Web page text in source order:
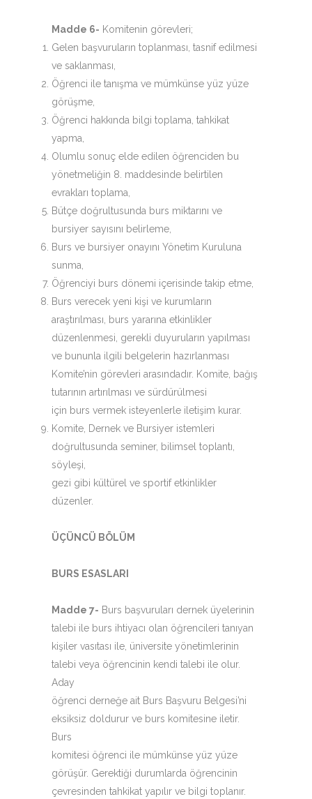
Madde 6- Komitenin görevleri;
Gelen başvuruların toplanması, tasnif edilmesi
ve saklanması,
Öğrenci ile tanışma ve mümkünse yüz yüze
görüşme,
Öğrenci hakkında bilgi toplama, tahkikat
yapma,
Olumlu sonuç elde edilen öğrenciden bu
yönetmeliğin 8. maddesinde belirtilen
evrakları toplama,
Bütçe doğrultusunda burs miktarını ve
bursiyer sayısını belirleme,
Burs ve bursiyer onayını Yönetim Kuruluna
sunma,
Öğrenciyi burs dönemi içerisinde takip etme,
Burs verecek yeni kişi ve kurumların
araştırılması, burs yararına etkinlikler
düzenlenmesi, gerekli duyuruların yapılması
ve bununla ilgili belgelerin hazırlanması
Komite’nin görevleri arasındadır. Komite, bağış
tutarının artırılması ve sürdürülmesi
için burs vermek isteyenlerle iletişim kurar.
Komite, Dernek ve Bursiyer istemleri
doğrultusunda seminer, bilimsel toplantı,
söyleşi,
gezi gibi kültürel ve sportif etkinlikler
düzenler.
ÜÇÜNCÜ BÖLÜM
BURS ESASLARI
Madde 7- Burs başvuruları dernek üyelerinin
talebi ile burs ihtiyacı olan öğrencileri tanıyan
kişiler vasıtası ile, üniversite yönetimlerinin
talebi veya öğrencinin kendi talebi ile olur.
Aday
öğrenci derneğe ait Burs Başvuru Belgesi’ni
eksiksiz doldurur ve burs komitesine iletir.
Burs
komitesi öğrenci ile mümkünse yüz yüze
görüşür. Gerektiği durumlarda öğrencinin
çevresinden tahkikat yapılır ve bilgi toplanır.